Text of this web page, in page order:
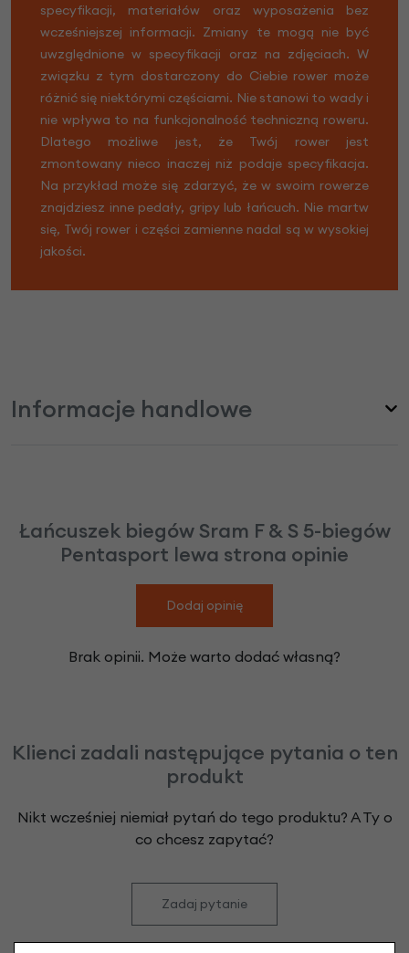
specyfikacji, materiałów oraz wyposażenia bez
wcześniejszej informacji. Zmiany te mogą nie być
uwzględnione w specyfikacji oraz na zdjęciach. W
związku z tym dostarczony do Ciebie rower może
różnić się niektórymi częściami. Nie stanowi to wady i
nie wpływa to na funkcjonalność techniczną roweru.
Dlatego możliwe jest, że Twój rower jest
zmontowany nieco inaczej niż podaje specyfikacja.
Na przykład może się zdarzyć, że w swoim rowerze
znajdziesz inne pedały, gripy lub łańcuch. Nie martw
się, Twój rower i części zamienne nadal są w wysokiej
jakości.
Informacje handlowe
Łańcuszek biegów Sram F & S 5-biegów
Pentasport lewa strona opinie
Dodaj opinię
Brak opinii. Może warto dodać własną?
Klienci zadali następujące pytania o ten
produkt
Nikt wcześniej niemiał pytań do tego produktu? A Ty o
co chcesz zapytać?
Zadaj pytanie